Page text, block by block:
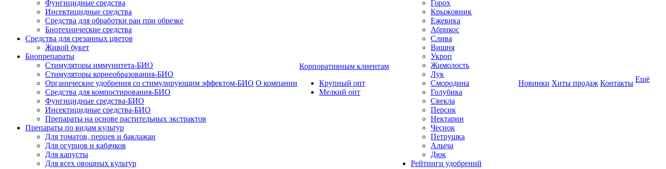
Фунгицидные средства
Инсектицидные средства
Средства для обработки ран при обрезке
Биотехнические средства
Средства для срезанных цветов
Живой букет
Биопрепараты
Стимуляторы иммунитета-БИО
Стимуляторы корнеобразования-БИО
Органические удобрения со стимулирующим эффектом-БИО
Средства для компостирования-БИО
Фунгицидные средства-БИО
Инсектицидные средства-БИО
Препараты на основе растительных экстрактов
Препараты по видам культур
Для томатов, перцев и баклажан
Для огурцов и кабачков
Для капусты
Для всех овощных культур
О компании
Корпоративным клиентам
Крупный опт
Мелкий опт
Горох
Крыжовник
Ежевика
Абрикос
Слива
Вишня
Укроп
Жимолость
Лук
Смородина
Голубика
Свекла
Персик
Нектарин
Чеснок
Петрушка
Алыча
Дюк
Рейтинги удобрений
Новинки Хиты продаж Контакты Ещё